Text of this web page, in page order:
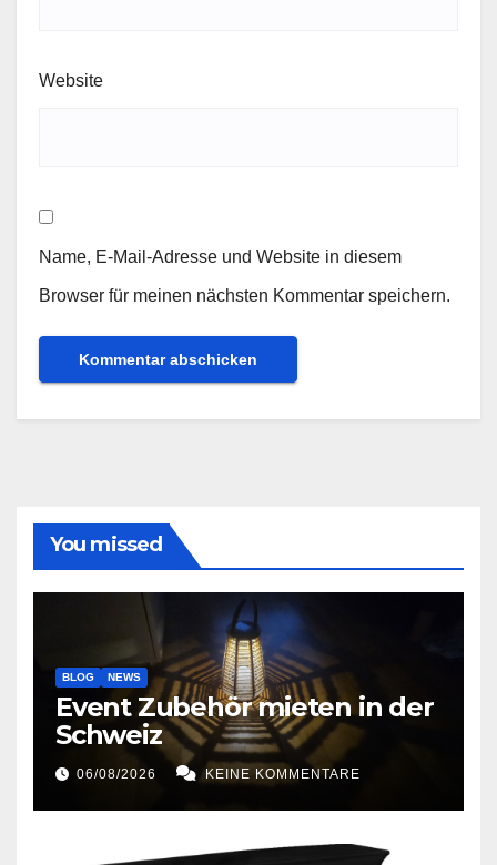
Website
Name, E-Mail-Adresse und Website in diesem
Browser für meinen nächsten Kommentar speichern.
You missed
BLOG NEWS
Event Zubehör mieten in der
Schweiz
06/08/2026 KEINE KOMMENTARE